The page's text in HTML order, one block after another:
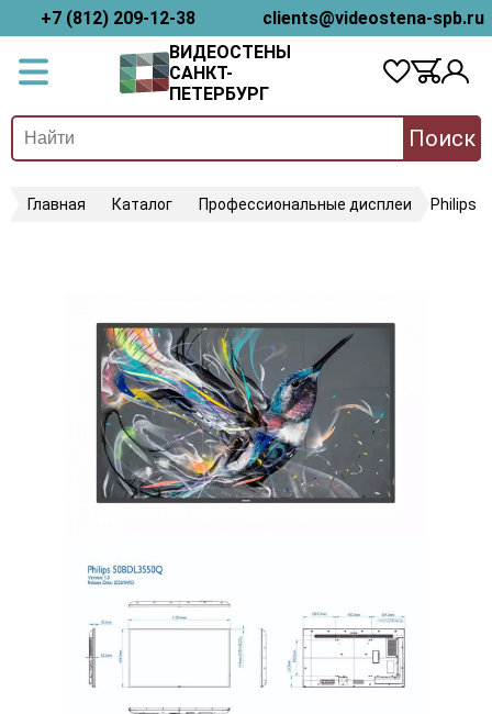
+7 (812) 209-12-38
clients@videostena-spb.ru
ВИДЕОСТЕНЫ
САНКТ-
ПЕТЕРБУРГ
Поиск
Главная Каталог Профессиональные дисплеи Philips